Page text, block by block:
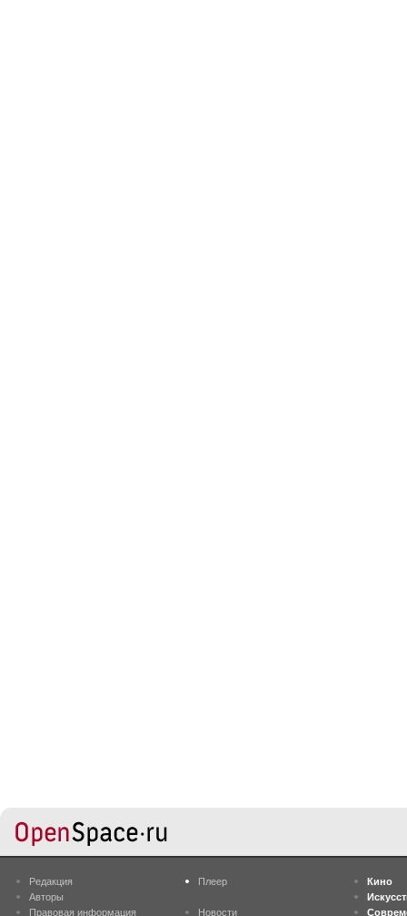
Редакция
Авторы
Правовая информация
Плеер
Новости
Кино